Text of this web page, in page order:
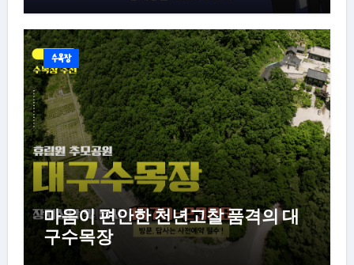
수목장
마음이 편안한 천년고찰 품격의 대
구수목장